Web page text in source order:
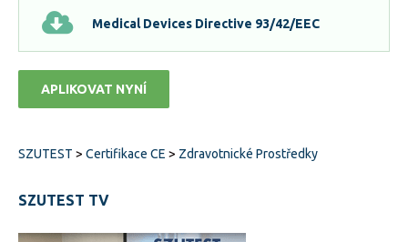
Medical Devices Directive 93/42/EEC
APLIKOVAT NYNÍ
SZUTEST > Certifikace CE > Zdravotnické Prostředky
SZUTEST TV